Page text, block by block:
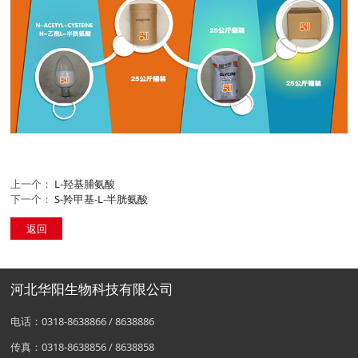
上一个： L-羟基脯氨酸
下一个： S-羚甲基-L-半胱氨酸
返回
河北华阳生物科技有限公司
电话：0318-8638866 / 8638886
传真：0318-8638856 / 8638858